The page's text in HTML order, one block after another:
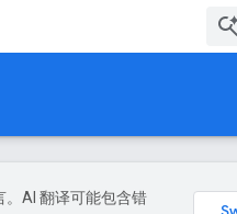
。AI 翻译可能包含错